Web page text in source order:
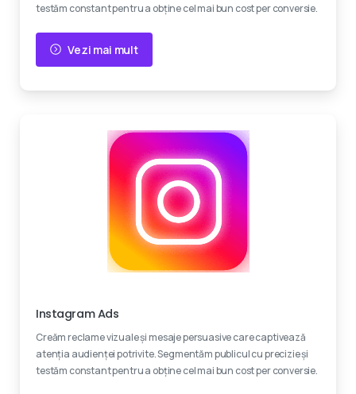
testăm constant pentru a obține cel mai bun cost per conversie.
Vezi mai mult
Instagram Ads
Creăm reclame vizuale și mesaje persuasive care captivează
atenția audienței potrivite. Segmentăm publicul cu precizie și
testăm constant pentru a obține cel mai bun cost per conversie.